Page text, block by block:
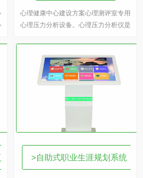
心理健康中心建设方案心理测评室专用
心理压力分析设备。心理压力分析仪是
>自助式职业生涯规划系统